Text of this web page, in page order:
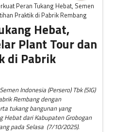
Peran Tukang Hebat, Semen
Praktik di Pabrik Rembang
Hebat,
Plant Tour dan
di Pabrik
Indonesia (Persero) Tbk (SIG)
Rembang dengan
tukang bangunan yang
Hebat dari Kabupaten Grobogan
pada Selasa (7/10/2025).